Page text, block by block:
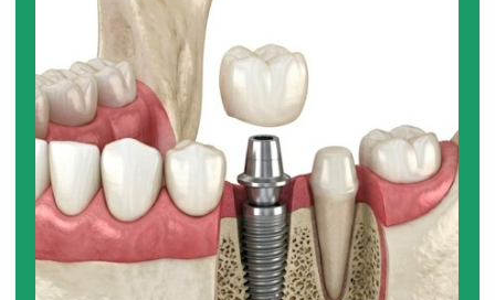
МЫ СТАВИМ ПРОВЕРЕННЫЕ НА
ПРАКТИКЕ ИМПЛАНТЫ
2 вид
1 вид